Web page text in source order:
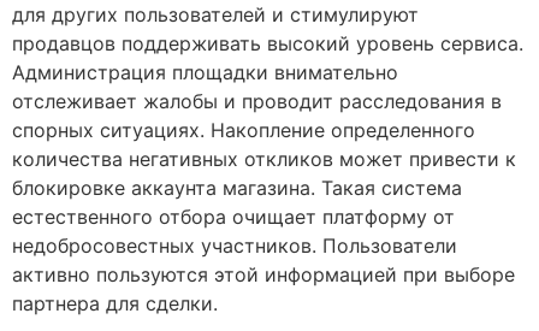
для других пользователей и стимулируют
продавцов поддерживать высокий уровень сервиса.
Администрация площадки внимательно
отслеживает жалобы и проводит расследования в
спорных ситуациях. Накопление определенного
количества негативных откликов может привести к
блокировке аккаунта магазина. Такая система
естественного отбора очищает платформу от
недобросовестных участников. Пользователи
активно пользуются этой информацией при выборе
партнера для сделки.